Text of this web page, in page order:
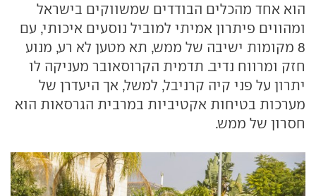
הוא אחד מהכלים הבודדים שמשווקים בישראל
ומהווים פיתרון אמיתי למוביל נוסעים איכותי, עם
8 מקומות ישיבה של ממש, תא מטען לא רע, מנוע
חזק ומרווח נדיב. תדמית הקרוסאובר מעניקה לו
יתרון על פני קיה קרניבל, למשל, אך היעדרן של
מערכות בטיחות אקטיביות במרבית הגרסאות הוא
חסרון של ממש.